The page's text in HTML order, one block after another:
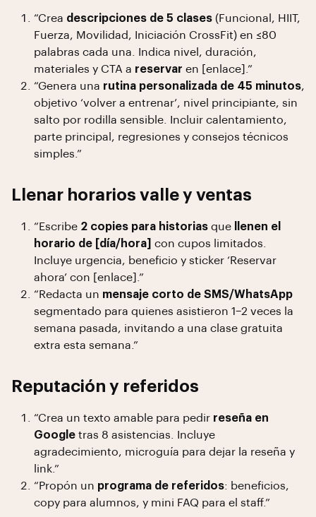
“Crea descripciones de 5 clases (Funcional, HIIT,
Fuerza, Movilidad, Iniciación CrossFit) en ≤80
palabras cada una. Indica nivel, duración,
materiales y CTA a reservar en [enlace].”
“Genera una rutina personalizada de 45 minutos,
objetivo ‘volver a entrenar’, nivel principiante, sin
salto por rodilla sensible. Incluir calentamiento,
parte principal, regresiones y consejos técnicos
simples.”
Llenar horarios valle y ventas
“Escribe 2 copies para historias que
llenen el
horario de [día/hora]
con cupos limitados.
Incluye urgencia, beneficio y sticker ‘Reservar
ahora’ con [enlace].”
“Redacta un mensaje corto de SMS/WhatsApp
segmentado para quienes asistieron 1–2 veces la
semana pasada, invitando a una clase gratuita
extra esta semana.”
Reputación y referidos
“Crea un texto amable para pedir reseña en
Google tras 8 asistencias. Incluye
agradecimiento, microguía para dejar la reseña y
link.”
“Propón un programa de referidos: beneficios,
copy para alumnos, y mini FAQ para el staff.”